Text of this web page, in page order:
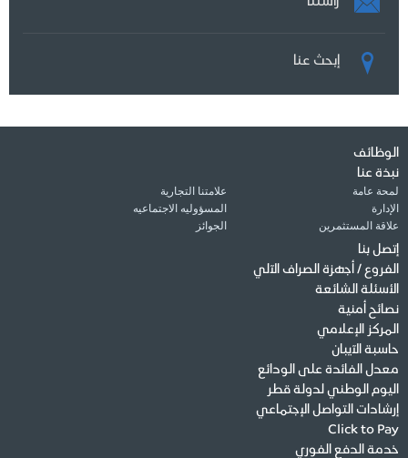
إبحث عنا
الوظائف
نبذة عنا
لمحة عامة
علامتنا التجارية
الإدارة
المسؤوليه الاجتماعيه
علاقة المستثمرين
الجوائز
إتصل بنا
الفروع / أجهزة الصراف الآلي
الأسئلة الشائعة
نصائح أمنية
المركز الإعلامي
حاسبة الآيبان
معدل الفائدة على الودائع
اليوم الوطني لدولة قطر
إرشادات التواصل الإجتماعي
Click to Pay
خدمة الدفع الفوري